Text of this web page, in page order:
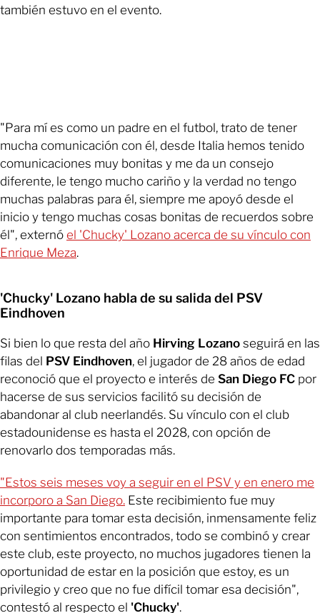
también estuvo en el evento.
"Para mí es como un padre en el futbol, trato de tener
mucha comunicación con él, desde Italia hemos tenido
comunicaciones muy bonitas y me da un consejo
diferente, le tengo mucho cariño y la verdad no tengo
muchas palabras para él, siempre me apoyó desde el
inicio y tengo muchas cosas bonitas de recuerdos sobre
él", externó el 'Chucky' Lozano acerca de su vínculo con
Enrique Meza.
'Chucky' Lozano habla de su salida del PSV
Eindhoven
Si bien lo que resta del año Hirving Lozano seguirá en las
filas del PSV Eindhoven, el jugador de 28 años de edad
reconoció que el proyecto e interés de San Diego FC por
hacerse de sus servicios facilitó su decisión de
abandonar al club neerlandés. Su vínculo con el club
estadounidense es hasta el 2028, con opción de
renovarlo dos temporadas más.
"Estos seis meses voy a seguir en el PSV y en enero me
incorporo a San Diego. Este recibimiento fue muy
importante para tomar esta decisión, inmensamente feliz
con sentimientos encontrados, todo se combinó y crear
este club, este proyecto, no muchos jugadores tienen la
oportunidad de estar en la posición que estoy, es un
privilegio y creo que no fue difícil tomar esa decisión",
contestó al respecto el 'Chucky'.